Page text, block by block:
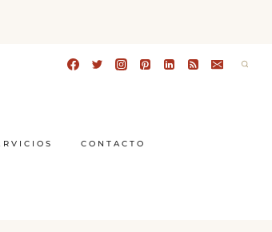
CONTACTO